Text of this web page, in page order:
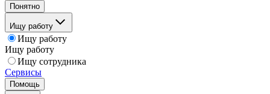
Понятно
Ищу работу
Ищу работу
Ищу работу
Ищу сотрудника
Сервисы
Помощь